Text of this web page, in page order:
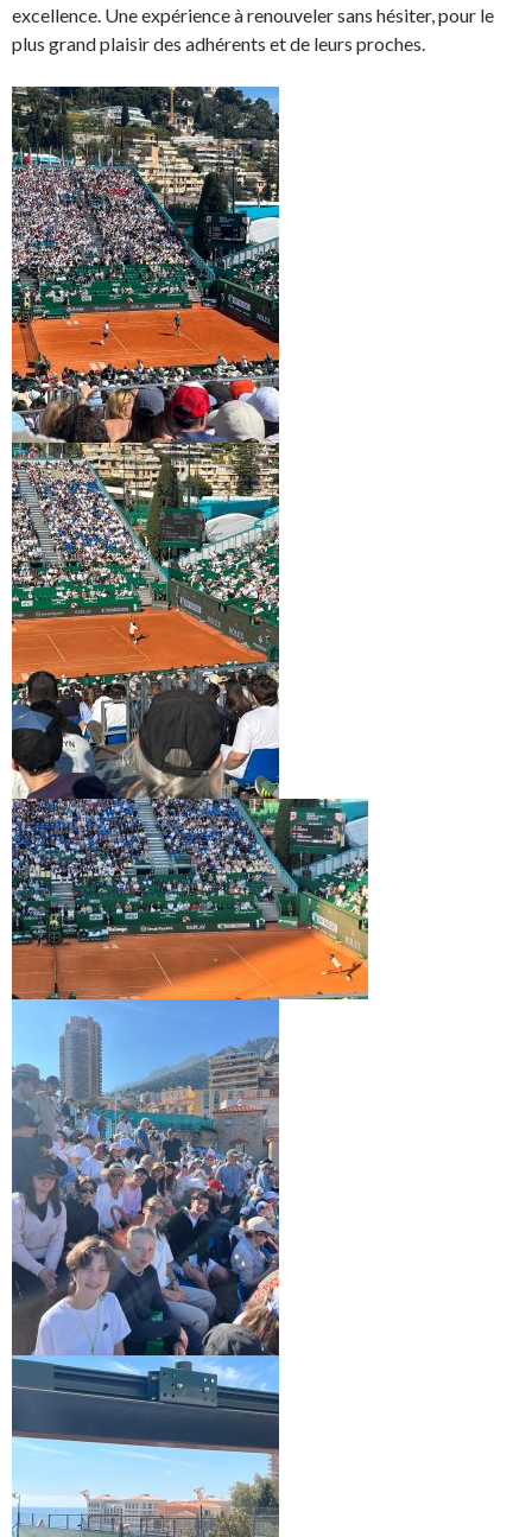
excellence. Une expérience à renouveler sans hésiter, pour le
plus grand plaisir des adhérents et de leurs proches.